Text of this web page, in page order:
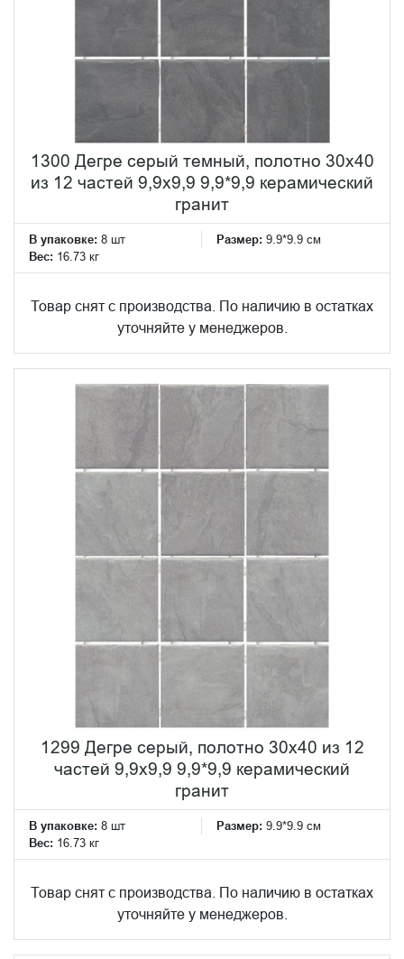
1300 Дегре серый темный, полотно 30х40
из 12 частей 9,9х9,9 9,9*9,9 керамический
гранит
В упаковке: 8 шт Размер: 9.9*9.9 см
Вес: 16.73 кг
Товар снят с производства. По наличию в остатках
уточняйте у менеджеров.
1299 Дегре серый, полотно 30х40 из 12
частей 9,9х9,9 9,9*9,9 керамический
гранит
В упаковке: 8 шт Размер: 9.9*9.9 см
Вес: 16.73 кг
Товар снят с производства. По наличию в остатках
уточняйте у менеджеров.